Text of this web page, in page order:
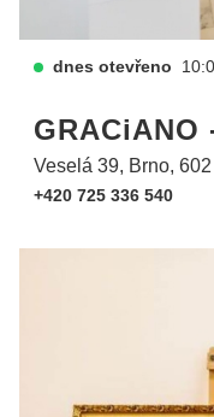
dnes otevřeno
GRACiANO
Veselá 39, Brno, 602
+420 725 336 540